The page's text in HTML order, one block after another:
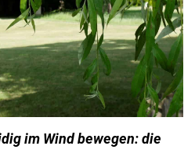
im Wind bewegen: die